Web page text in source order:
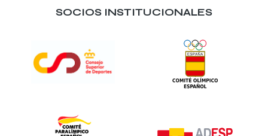
SOCIOS INSTITUCIONALES